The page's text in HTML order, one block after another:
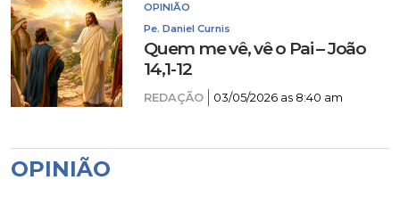
OPINIÃO
Pe. Daniel Curnis
Quem me vê, vê o Pai – João
14,1-12
REDAÇÃO 03/05/2026 as 8:40 am
OPINIÃO